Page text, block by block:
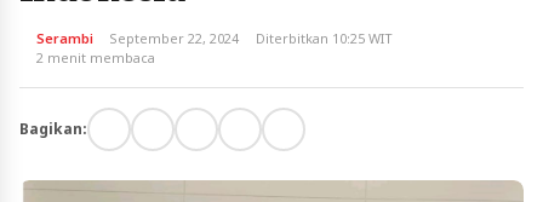
Serambi September 22, 2024
Diterbitkan 10:25 WIT
2 menit membaca
Bagikan: